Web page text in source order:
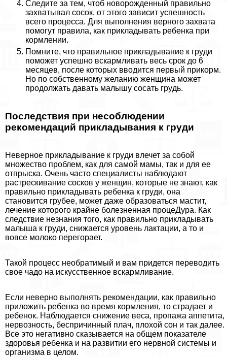
Следите за тем, чтоб новорожденный правильно
захватывал сосок, от этого зависит успешность
всего процесса. Для выполнения верного захвата
помогут правила, как прикладывать ребенка при
кормлении.
Помните, что правильное прикладывание к гpyди
поможет успешно вскармливать весь срок до 6
месяцев, после которых вводится первый прикорм.
Но по собственному желанию женщина может
продолжать давать малышу сосать гpyдь.
Последствия при несоблюдении
рекомендаций прикладывания к гpyди
Неверное прикладывание к гpyди влечет за собой
множество проблем, как для самой мамы, так и для ее
отпрыска. Очень часто специалисты наблюдают
растрескивание сосков у женщин, которые не знают, как
правильно прикладывать ребенка к гpyди, она
становится грубее, может даже образоваться мастит,
лечение которого крайне болезненная процеДypa. Как
следствие незнания того, как правильно прикладывать
малыша к гpyди, снижается уровень лактации, а то и
вовсе молоко перегорает.
Такой процесс необратимый и вам придется переводить
свое чадо на искусственное вскармливание.
Если неверно выполнять рекомендации, как правильно
приложить ребенка во время кормления, то страдает и
ребенок. Наблюдается снижение веса, пропажа аппетита,
нервозность, беспричинный плач, плохой сон и так далее.
Все это негативно сказывается на общем показателе
здоровья ребенка и на развитии его нервной системы и
организма в целом.